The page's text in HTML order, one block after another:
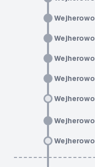
Wejherowo
Wejherowo
Wejherowo
Wejherowo
Wejherowo
Wejherowo
Wejherowo